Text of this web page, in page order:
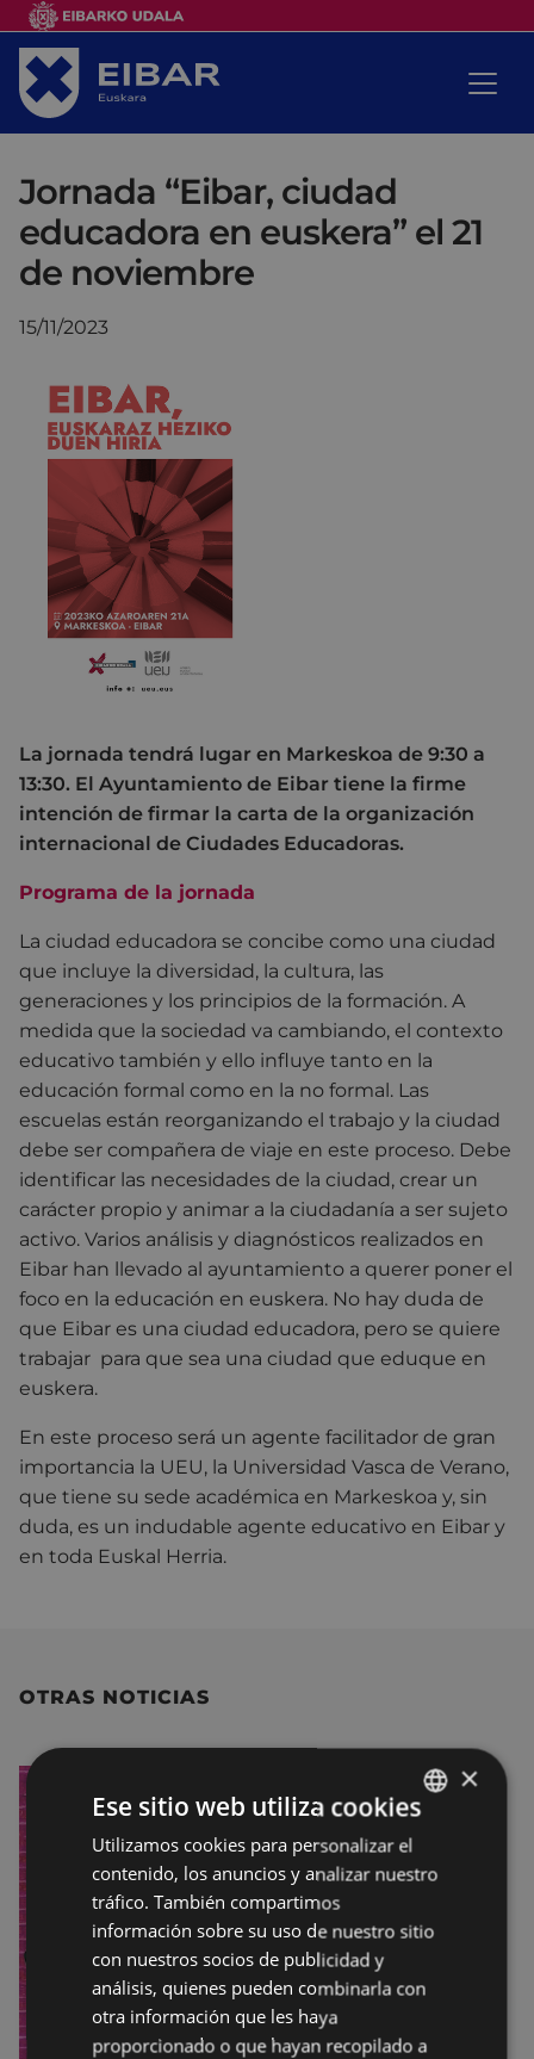
Jornada “Eibar, ciudad
educadora en euskera” el 21
de noviembre
15/11/2023
La jornada tendrá lugar en Markeskoa de 9:30 a
13:30. El Ayuntamiento de Eibar tiene la firme
intención de firmar la carta de la organización
internacional de Ciudades Educadoras.
Programa de la jornada
La ciudad educadora se concibe como una ciudad
que incluye la diversidad, la cultura, las
generaciones y los principios de la formación. A
medida que la sociedad va cambiando, el contexto
educativo también y ello influye tanto en la
educación formal como en la no formal. Las
escuelas están reorganizando el trabajo y la ciudad
debe ser compañera de viaje en este proceso. Debe
identificar las necesidades de la ciudad, crear un
carácter propio y animar a la ciudadanía a ser sujeto
activo. Varios análisis y diagnósticos realizados en
Eibar han llevado al ayuntamiento a querer poner el
foco en la educación en euskera. No hay duda de
que Eibar es una ciudad educadora, pero se quiere
trabajar para que sea una ciudad que eduque en
euskera.
En este proceso será un agente facilitador de gran
importancia la UEU, la Universidad Vasca de Verano,
que tiene su sede académica en Markeskoa y, sin
duda, es un indudable agente educativo en Eibar y
en toda Euskal Herria.
OTRAS NOTICIAS
BASQUE
SPANISH
×
Ese sitio web utiliza cookies
Utilizamos cookies para personalizar el
contenido, los anuncios y analizar nuestro
tráfico. También compartimos
información sobre su uso de nuestro sitio
con nuestros socios de publicidad y
análisis, quienes pueden combinarla con
otra información que les haya
proporcionado o que hayan recopilado a